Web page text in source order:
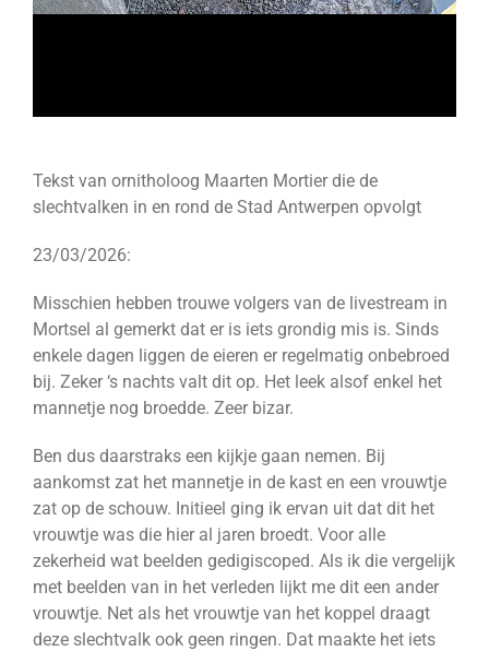
Tekst van ornitholoog Maarten Mortier die de
slechtvalken in en rond de Stad Antwerpen opvolgt
23/03/2026:
Misschien hebben trouwe volgers van de livestream in
Mortsel al gemerkt dat er is iets grondig mis is. Sinds
enkele dagen liggen de eieren er regelmatig onbebroed
bij. Zeker ‘s nachts valt dit op. Het leek alsof enkel het
mannetje nog broedde. Zeer bizar.
Ben dus daarstraks een kijkje gaan nemen. Bij
aankomst zat het mannetje in de kast en een vrouwtje
zat op de schouw. Initieel ging ik ervan uit dat dit het
vrouwtje was die hier al jaren broedt. Voor alle
zekerheid wat beelden gedigiscoped. Als ik die vergelijk
met beelden van in het verleden lijkt me dit een ander
vrouwtje. Net als het vrouwtje van het koppel draagt
deze slechtvalk ook geen ringen. Dat maakte het iets